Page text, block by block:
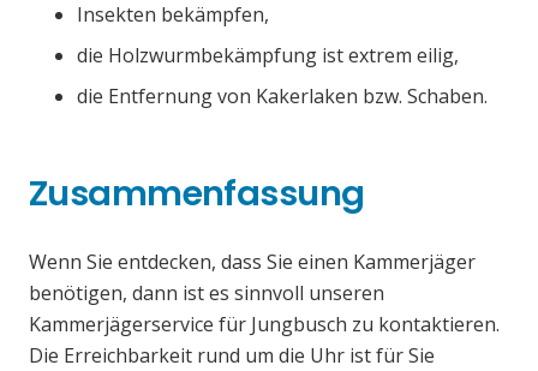
Insekten bekämpfen,
die Holzwurmbekämpfung ist extrem eilig,
die Entfernung von Kakerlaken bzw. Schaben.
Zusammenfassung
Wenn Sie entdecken, dass Sie einen Kammerjäger
benötigen, dann ist es sinnvoll unseren
Kammerjägerservice für Jungbusch zu kontaktieren.
Die Erreichbarkeit rund um die Uhr ist für Sie